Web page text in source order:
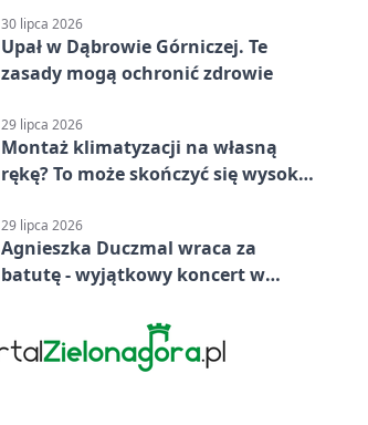
30 lipca 2026
Upał w Dąbrowie Górniczej. Te
zasady mogą ochronić zdrowie
29 lipca 2026
Montaż klimatyzacji na własną
rękę? To może skończyć się wysoką
29 lipca 2026
Agnieszka Duczmal wraca za
batutę - wyjątkowy koncert w